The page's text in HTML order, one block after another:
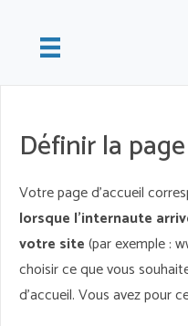
Définir la
Votre page d’accueil
lorsque l’internaute
votre site(par exemple :
choisir ce que vous
d’accueil. Vous avez pour